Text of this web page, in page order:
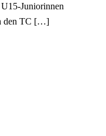
Juniorinnen
den TC […]